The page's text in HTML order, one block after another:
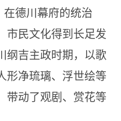
德川幕府的统治
市民文化得到长足发
纲吉主政时期，以歌
形净琉璃、浮世绘等
带动了观剧、赏花等